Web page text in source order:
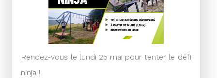
Rendez-vous le lundi 25 mai pour tenter le défi
ninja !